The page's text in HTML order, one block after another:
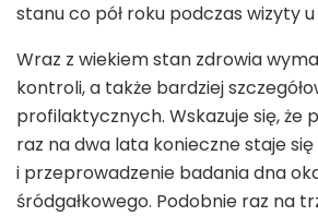
stanu co pół roku podczas wizyty
Wraz z wiekiem stan zdrowia
kontroli, a także bardziej
profilaktycznych. Wskazuje się, że
raz na dwa lata konieczne staje
i przeprowadzenie badania dna
śródgałkowego. Podobnie raz na